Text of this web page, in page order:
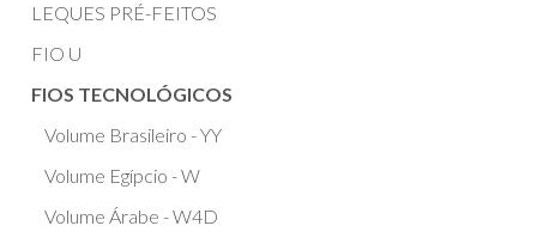
LEQUES PRÉ-FEITOS
FIO U
FIOS TECNOLÓGICOS
Volume Brasileiro - YY
Volume Egípcio - W
Volume Árabe - W4D